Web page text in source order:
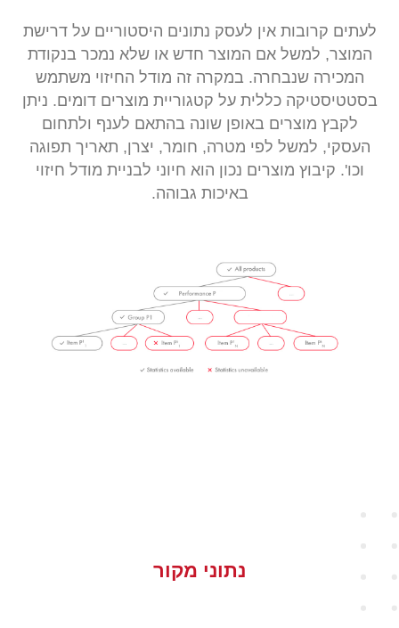
לעתים קרובות אין לעסק נתונים היסטוריים על דרישת
המוצר, למשל אם המוצר חדש או שלא נמכר בנקודת
המכירה שנבחרה. במקרה זה מודל החיזוי משתמש
בסטטיסטיקה כללית על קטגוריית מוצרים דומים. ניתן
לקבץ מוצרים באופן שונה בהתאם לענף ולתחום
העסקי, למשל לפי מטרה, חומר, יצרן, תאריך תפוגה
וכו'. קיבוץ מוצרים נכון הוא חיוני לבניית מודל חיזוי
באיכות גבוהה.
נתוני מקור